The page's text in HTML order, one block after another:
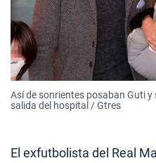
Así de sonrientes posaban Guti
salida del hospital / Gtres
El exfutbolista del Real